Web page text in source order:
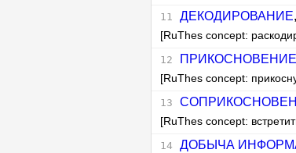
ДЕКОДИРОВАНИЕ,
[RuThes concept:
ПРИКОСНОВЕНИЕ
[RuThes concept:
[RuThes concept:
ДОБЫЧА